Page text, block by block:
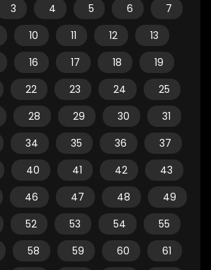
3 4 5 6
7
10 11 12
13
16 17 18
19
22 23 24
25
28 29 30
31
34 35 36
37
40 41 42
43
46 47 48
49
52 53 54
55
58 59 60
61